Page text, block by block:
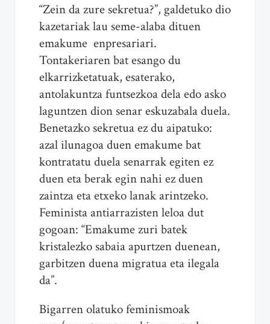
“Zein da zure sekretua?”, galdetuko dio
kazetariak lau seme-alaba dituen
emakume enpresariari.
Tontakeriaren bat esango du
elkarrizketatuak, esaterako,
antolakuntza funtsezkoa dela edo asko
laguntzen dion senar eskuzabala duela.
Benetazko sekretua ez du aipatuko:
azal ilunagoa duen emakume bat
kontratatu duela senarrak egiten ez
duen eta berak egin nahi ez duen
zaintza eta etxeko lanak arintzeko.
Feminista antiarrazisten leloa dut
gogoan: “Emakume zuri batek
kristalezko sabaia apurtzen duenean,
garbitzen duena migratua eta ilegala
da”.
Bigarren olatuko feminismoak